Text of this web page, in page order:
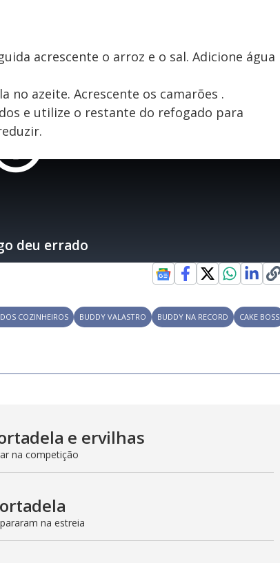
acrescente o arroz e o sal. Adicione água
no azeite. Acrescente os camarões .
e utilize o restante do refogado para
COZINHEIROS BUDDY VALASTRO BUDDY NA RECORD CAKE BOSS
e ervilhas
na competição
na estreia